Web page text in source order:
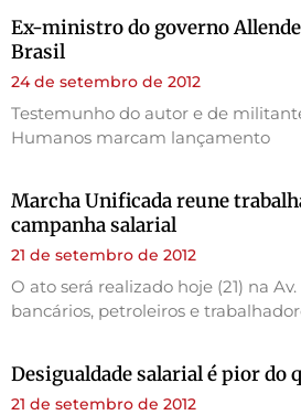
Ex-ministro do governo
Brasil
24 de setembro de 2012
Testemunho do autor e de
Humanos marcam lançamento
Marcha Unificada reune
campanha salarial
21 de setembro de 2012
O ato será realizado hoje (21) na
bancários, petroleiros e
Desigualdade salarial é pior do
21 de setembro de 2012